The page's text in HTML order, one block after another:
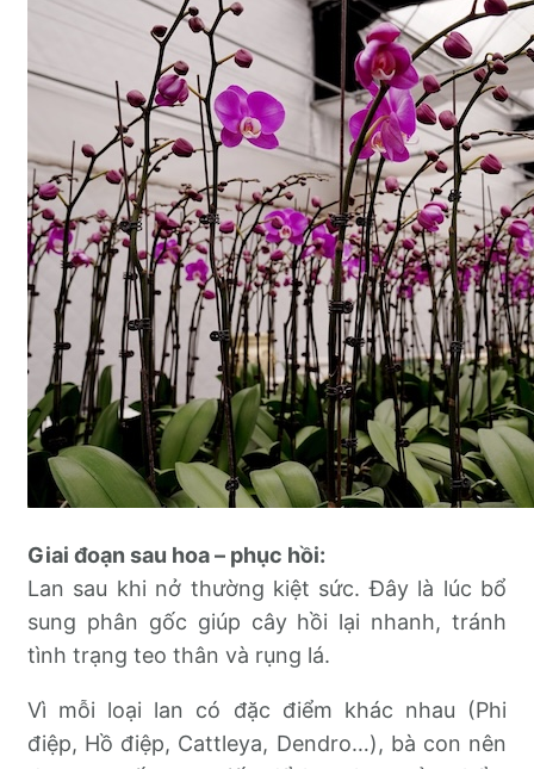
Giai đoạn sau hoa – phục hồi:
Lan sau khi nở thường kiệt sức. Đây là lúc bổ
sung phân gốc giúp cây hồi lại nhanh, tránh
tình trạng teo thân và rụng lá.
Vì mỗi loại lan có đặc điểm khác nhau (Phi
điệp, Hồ điệp, Cattleya, Dendro…), bà con nên